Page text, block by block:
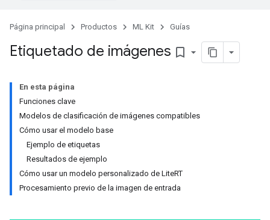
Página principal Productos ML Kit Guías
Etiquetado de imágenes bookmark_border
En esta página
Funciones clave
Modelos de clasificación de imágenes compatibles
Cómo usar el modelo base
Ejemplo de etiquetas
Resultados de ejemplo
Cómo usar un modelo personalizado de LiteRT
Procesamiento previo de la imagen de entrada